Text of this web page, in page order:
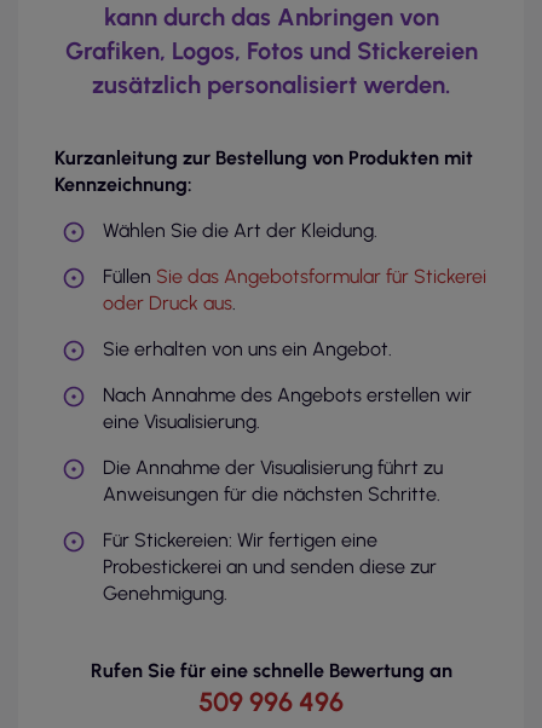
kann durch das Anbringen von
Grafiken, Logos, Fotos und Stickereien
zusätzlich personalisiert werden.
Kurzanleitung zur Bestellung von Produkten mit
Kennzeichnung:
Wählen Sie die Art der Kleidung.
Füllen Sie das Angebotsformular für Stickerei
oder Druck aus.
Sie erhalten von uns ein Angebot.
Nach Annahme des Angebots erstellen wir
eine Visualisierung.
Die Annahme der Visualisierung führt zu
Anweisungen für die nächsten Schritte.
Für Stickereien: Wir fertigen eine
Probestickerei an und senden diese zur
Genehmigung.
Rufen Sie für eine schnelle Bewertung an
509 996 496